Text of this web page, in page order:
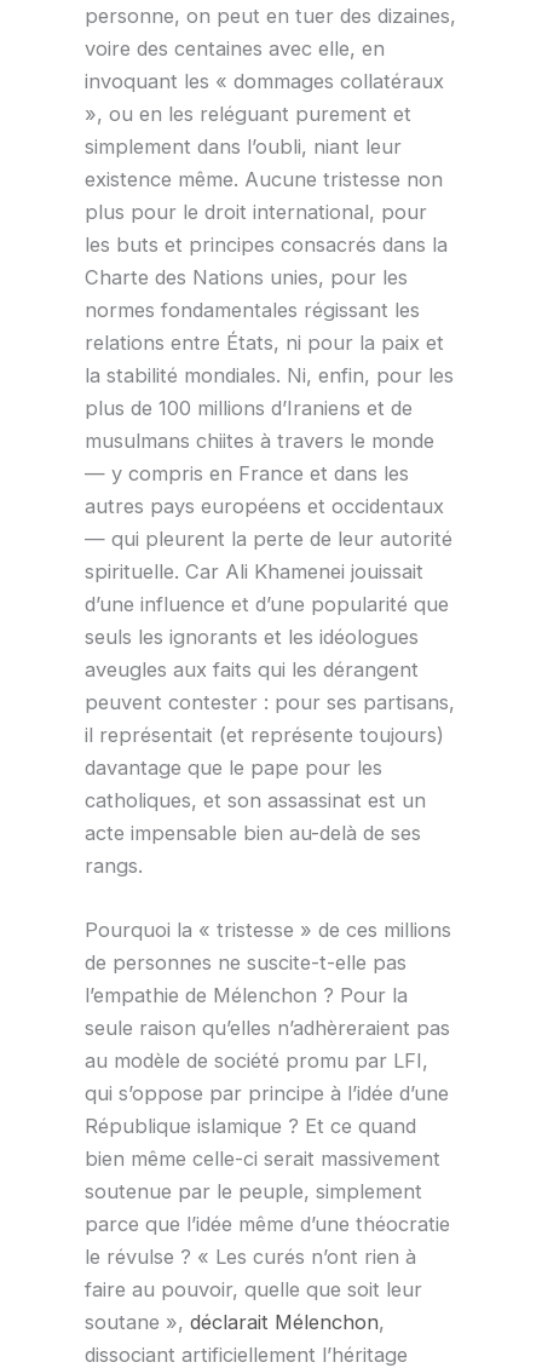
personne, on peut en tuer des dizaines,
voire des centaines avec elle, en
invoquant les « dommages collatéraux
», ou en les reléguant purement et
simplement dans l’oubli, niant leur
existence même. Aucune tristesse non
plus pour le droit international, pour
les buts et principes consacrés dans la
Charte des Nations unies, pour les
normes fondamentales régissant les
relations entre États, ni pour la paix et
la stabilité mondiales. Ni, enfin, pour les
plus de 100 millions d’Iraniens et de
musulmans chiites à travers le monde
— y compris en France et dans les
autres pays européens et occidentaux
— qui pleurent la perte de leur autorité
spirituelle. Car Ali Khamenei jouissait
d’une influence et d’une popularité que
seuls les ignorants et les idéologues
aveugles aux faits qui les dérangent
peuvent contester : pour ses partisans,
il représentait (et représente toujours)
davantage que le pape pour les
catholiques, et son assassinat est un
acte impensable bien au-delà de ses
rangs.
Pourquoi la « tristesse » de ces millions
de personnes ne suscite-t-elle pas
l’empathie de Mélenchon ? Pour la
seule raison qu’elles n’adhèreraient pas
au modèle de société promu par LFI,
qui s’oppose par principe à l’idée d’une
République islamique ? Et ce quand
bien même celle-ci serait massivement
soutenue par le peuple, simplement
parce que l’idée même d’une théocratie
le révulse ? « Les curés n’ont rien à
faire au pouvoir, quelle que soit leur
soutane », déclarait Mélenchon,
dissociant artificiellement l’héritage